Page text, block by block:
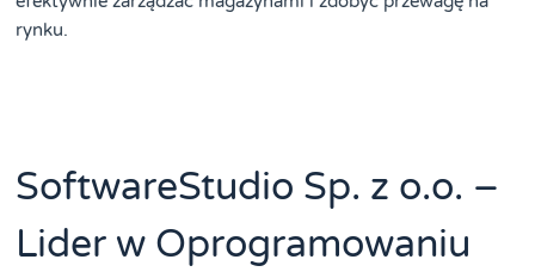
rynku.
SoftwareStudio Sp. z o.o. –
Lider w Oprogramowaniu